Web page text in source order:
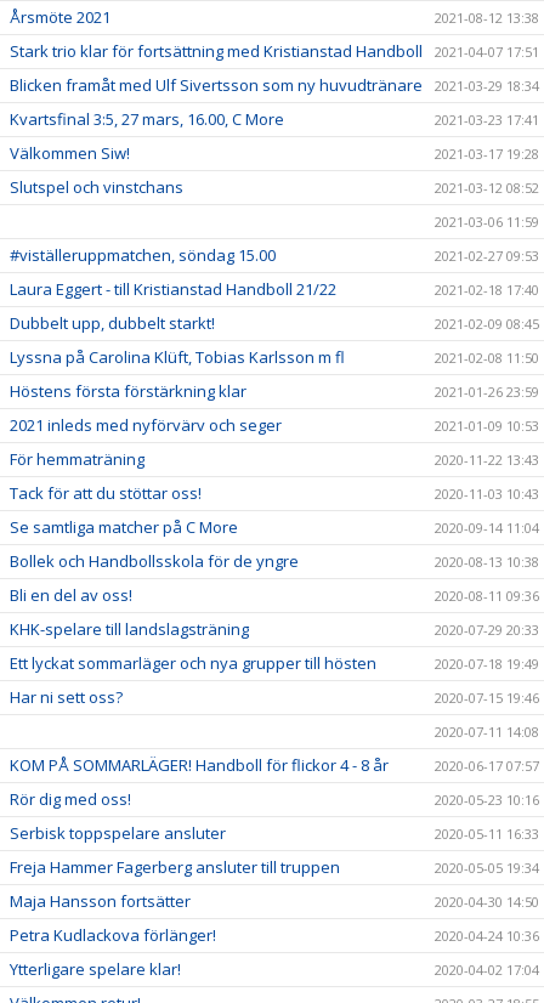
Årsmöte 2021 2021-08-12 13:38
Stark trio klar för fortsättning med Kristianstad Handboll 2021-04-07 17:51
Blicken framåt med Ulf Sivertsson som ny huvudtränare 2021-03-29 18:34
Kvartsfinal 3:5, 27 mars, 16.00, C More 2021-03-23 17:41
Välkommen Siw! 2021-03-17 19:28
Slutspel och vinstchans
2021-03-12 08:52
2021-03-06 11:59
#viställeruppmatchen, söndag 15.00 2021-02-27 09:53
Laura Eggert - till Kristianstad Handboll 21/22 2021-02-18 17:40
Dubbelt upp, dubbelt starkt! 2021-02-09 08:45
Lyssna på Carolina Klüft, Tobias Karlsson m fl 2021-02-08 11:50
Höstens första förstärkning klar 2021-01-26 23:59
2021 inleds med nyförvärv och seger 2021-01-09 10:53
För hemmaträning 2020-11-22 13:43
Tack för att du stöttar oss! 2020-11-03 10:43
Se samtliga matcher på C More 2020-09-14 11:04
Bollek och Handbollsskola för de yngre 2020-08-13 10:38
Bli en del av oss! 2020-08-11 09:36
KHK-spelare till landslagsträning 2020-07-29 20:33
Ett lyckat sommarläger och nya grupper till hösten 2020-07-18 19:49
Har ni sett oss?
2020-07-15 19:46
2020-07-11 14:08
KOM PÅ SOMMARLÄGER! Handboll för flickor 4 - 8 år 2020-06-17 07:57
Rör dig med oss! 2020-05-23 10:16
Serbisk toppspelare ansluter 2020-05-11 16:33
Freja Hammer Fagerberg ansluter till truppen 2020-05-05 19:34
Maja Hansson fortsätter 2020-04-30 14:50
Petra Kudlackova förlänger! 2020-04-24 10:36
Ytterligare spelare klar! 2020-04-02 17:04